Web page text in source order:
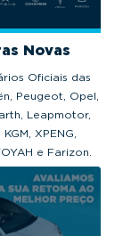
Novas
Oficiais das
Peugeot, Opel,
Leapmotor,
XPENG,
e Farizon.